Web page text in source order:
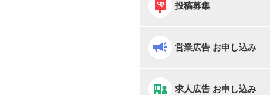
投稿募集
営業広告 お申し込み
求人広告 お申し込み